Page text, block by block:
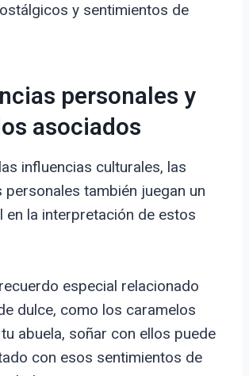
y sentimientos de
personales y
asociados
influencias culturales, las
personales también juegan un
en la interpretación de estos
especial relacionado
dulce, como los caramelos
abuela, soñar con ellos puede
con esos sentimientos de